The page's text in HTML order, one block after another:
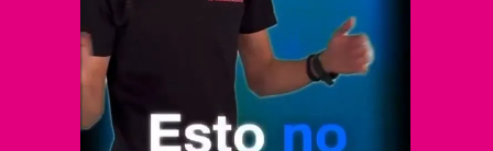
Vive USA
Clase
De 10 sports